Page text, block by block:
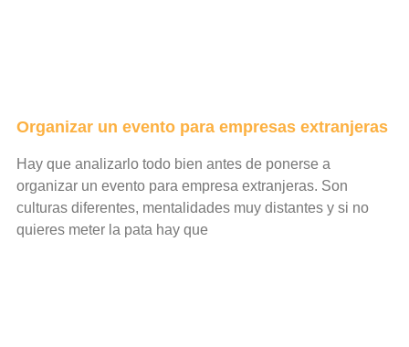
Organizar un evento para empresas extranjeras
Hay que analizarlo todo bien antes de ponerse a
organizar un evento para empresa extranjeras. Son
culturas diferentes, mentalidades muy distantes y si no
quieres meter la pata hay que